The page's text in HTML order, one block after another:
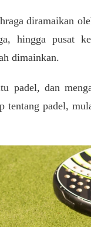
diramaikan
hingga pusat
dimainkan.
padel, dan
tentang padel,